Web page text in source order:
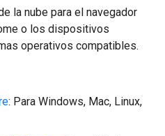
la nube para el navegador
o los dispositivos
operativos compatibles.
: Para Windows, Mac, Linux,